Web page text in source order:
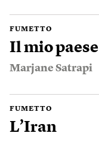
FUMETTO
Il mio paese
Marjane Satrapi
FUMETTO
L’Iran